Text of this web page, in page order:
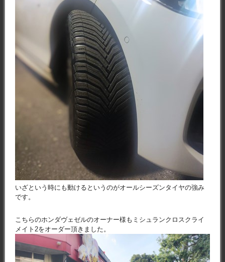
いざという時にも動けるというのがオールシーズンタイヤの強み
です。
こちらのホンダヴェゼルのオーナー様もミシュランクロスクライ
メイト2をオーダー頂きました。